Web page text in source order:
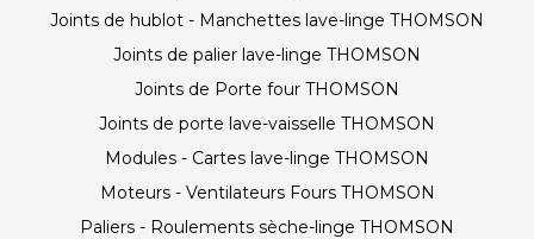
Joints de hublot - Manchettes lave-linge THOMSON
Joints de palier lave-linge THOMSON
Joints de Porte four THOMSON
Joints de porte lave-vaisselle THOMSON
Modules - Cartes lave-linge THOMSON
Moteurs - Ventilateurs Fours THOMSON
Paliers - Roulements sèche-linge THOMSON